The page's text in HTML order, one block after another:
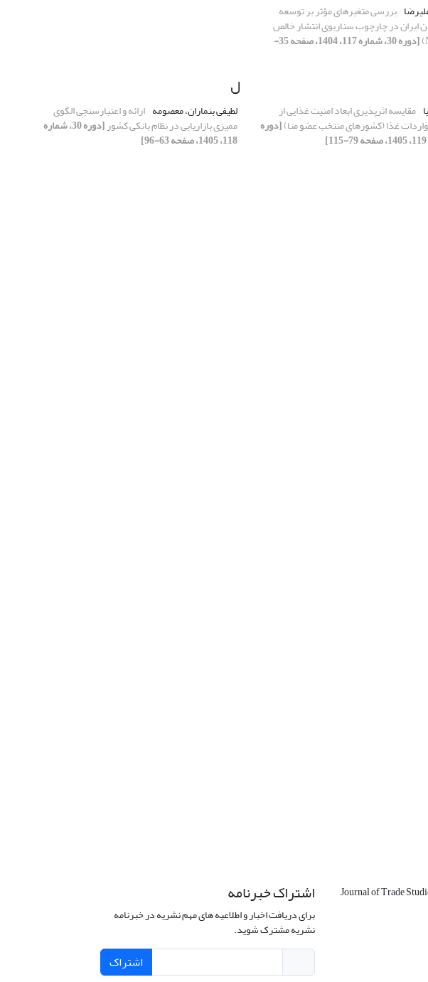
بررسی متغیر‌های مؤثر بر توسعه
ایران در چارچوب سناریوی انتشار خالص
[دوره 30، شماره 117، 1404، صفحه 35-
مقایسه اثرپذیری ابعاد امنیت غذایی از
غذا (کشورهای منتخب عضو منا)[دوره
ل
لطیفی بنماران، معصومه ارائه و اعتبارسنجی الگوی
ممیزی بازاریابی در نظام بانکی کشور [دوره 30، شماره
118، 1405، صفحه 63-96]
Journal of Trade اشتراک خبرنامه
برای دریافت اخبار و اطلاعیه های مهم نشریه در خبرنامه
نشریه مشترک شوید.
اشتراک